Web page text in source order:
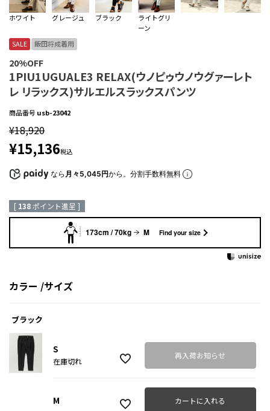
ホワイト グレージュ ブラック
ライトグリ
ーン
SALE
飯田将成着用
20%OFF
1PIU1UGUALE3 RELAX(ウノピゥウノウグァーレト
レ リラックス)サルエルスラックスパンツ
商品番号 usb-23042
¥18,920
¥15,136税込
なら 月々5,045円から。分割手数料無料
[ 138ポイント進呈 ]
173cm / 70kg M Find your size
カラー サイズ
ブラック
S
在庫切れ
再入荷お知らせ
M カートに入れる